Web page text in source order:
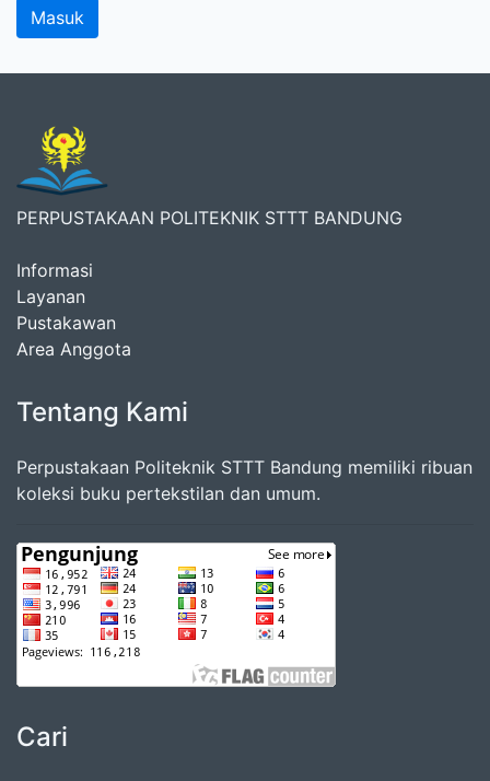
PERPUSTAKAAN POLITEKNIK STTT BANDUNG
Informasi
Layanan
Pustakawan
Area Anggota
Tentang Kami
Perpustakaan Politeknik STTT Bandung memiliki ribuan
koleksi buku pertekstilan dan umum.
Cari